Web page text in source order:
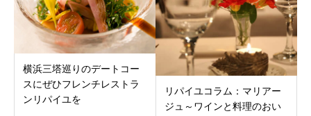
横浜三塔巡りのデートコー
スにぜひフレンチレストラ
ンリパイユを
リパイユコラム：マリアー
ジュ～ワインと料理のおい